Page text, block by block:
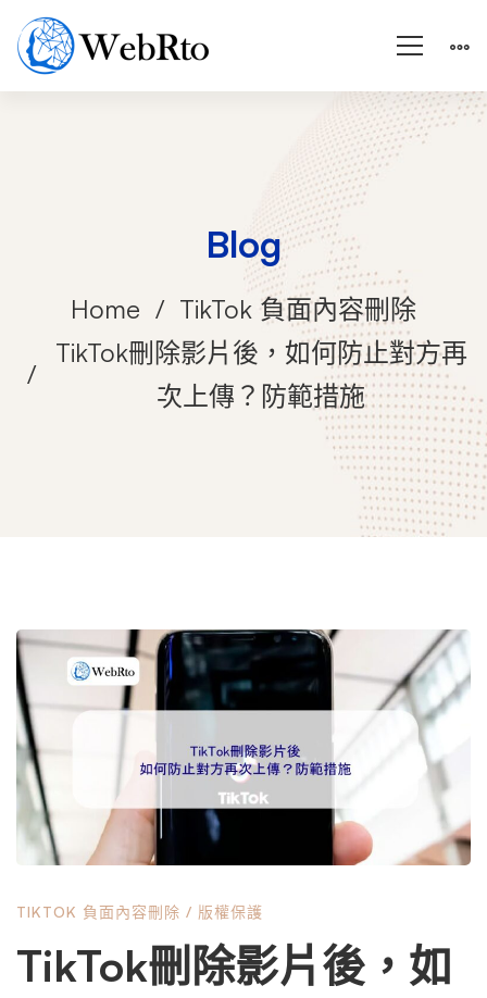
Blog
Home
TikTok 負面內容刪除
TikTok刪除影片後，如何防止對方再
次上傳？防範措施
TikTok
刪
除
影
片
TIKTOK 負面內容刪除 / 版權保護
TikTok刪除影片後，如